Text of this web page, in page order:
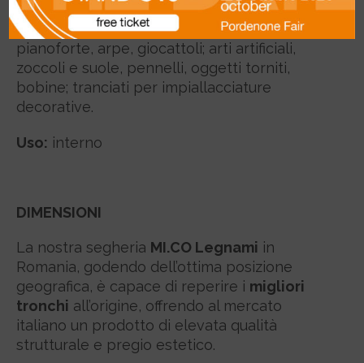
pelletteria, manici di scope, telai di alveari,
forme per cappelli, tavole armoniche, tasti da
pianoforte, arpe, giocattoli; arti artificiali,
zoccoli e suole, pennelli, oggetti torniti,
bobine; tranciati per impiallacciature
decorative.
Uso: interno
DIMENSIONI
La nostra segheria MI.CO Legnami in
Romania, godendo dell’ottima posizione
geografica, è capace di reperire i migliori
tronchi all’origine, offrendo al mercato
italiano un prodotto di elevata qualità
strutturale e pregio estetico.